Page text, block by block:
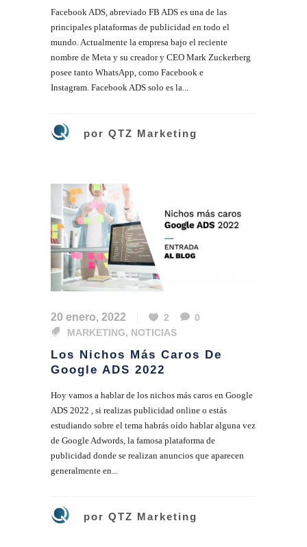
Facebook ADS, abreviado FB ADS es una de las
principales plataformas de publicidad en todo el
mundo. Actualmente la empresa bajo el reciente
nombre de Meta y su creador y CEO Mark Zuckerberg
posee tanto WhatsApp, como Facebook e
Instagram. Facebook ADS solo es la...
por QTZ Marketing
20 enero, 2022 2
0
MARKETING, NOTICIAS
Los Nichos Más Caros De
Google ADS 2022
Hoy vamos a hablar de los nichos más caros en Google
ADS 2022 , si realizas publicidad online o estás
estudiando sobre el tema habrás oído hablar alguna vez
de Google Adwords, la famosa plataforma de
publicidad donde se realizan anuncios que aparecen
generalmente en...
por QTZ Marketing